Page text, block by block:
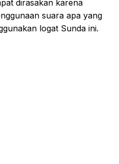
dirasakan karena
suara apa yang
logat Sunda ini.